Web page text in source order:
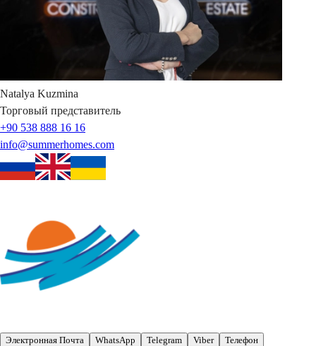
Natalya Kuzmina
Торговый представитель
+90 538 888 16 16
info@summerhomes.com
Электронная Почта WhatsApp Telegram Viber Телефон